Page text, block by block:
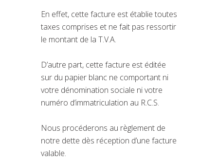
En effet, cette facture est établie toutes
taxes comprises et ne fait pas ressortir
le montant de la T.V.A.
D’autre part, cette facture est éditée
sur du papier blanc ne comportant ni
votre dénomination sociale ni votre
numéro d’immatriculation au R.C.S.
Nous procéderons au règlement de
notre dette dès réception d’une facture
valable.